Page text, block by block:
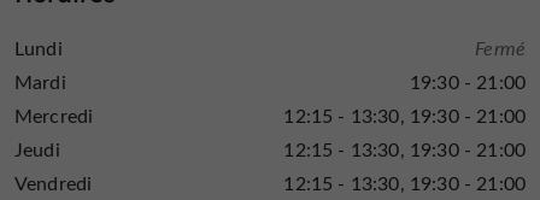
Frontonais
, mais également aux grandes appellations
françaises. La
, construite avec rigueur,
propose un bel équilibre entre références classiques et
trouvailles confidentielles, pour accompagner chaque
plat avec justesse.
Lundi
Fermé
Mardi
19:30 - 21:00
Mercredi
12:15 - 13:30 19:30 - 21:00
Jeudi
12:15 - 13:30 19:30 - 21:00
Vendredi
12:15 - 13:30 19:30 - 21:00